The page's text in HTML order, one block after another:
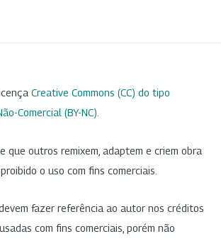
Creative Commons (CC) do tipo
Comercial (BY-NC)
que outros remixem, adaptem e criem obra
o uso com fins comerciais.
fazer referência ao autor nos créditos
com fins comerciais, porém não